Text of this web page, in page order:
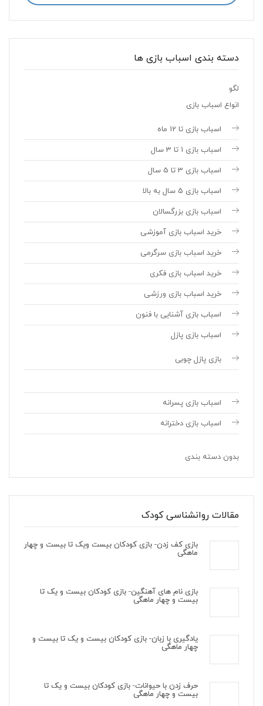
دسته بندی اسباب بازی ها
لگو
انواع اسباب بازی
اسباب بازی تا 12 ماه
اسباب بازی 1 تا 3 سال
اسباب بازی 3 تا 5 سال
اسباب بازی 5 سال به بالا
اسباب بازی بزرگسالان
خرید اسباب بازی آموزشی
خرید اسباب بازی سرگرمی
خرید اسباب بازی فکری
خرید اسباب بازی ورزشی
اسباب بازی آشنایی با فنون
اسباب بازی پازل
بازی پازل چوبی
اسباب بازی پسرانه
اسباب بازی دخترانه
بدون دسته بندی
مقالات روانشناسی کودک
بازی کف زدن- بازی کودکان بیست ویک تا بیست و چهار
ماهگی
بازی نام های آهنگین- بازی کودکان بیست و یک تا
بیست و چهار ماهگی
یادگیری با زبان- بازی کودکان بیست و یک تا بیست و
چهار ماهگی
حرف زدن با حیوانات- بازی کودکان بیست و یک تا
بیست و چهار ماهگی